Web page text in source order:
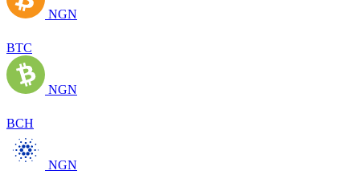
NGN
BTC
NGN
BCH
NGN